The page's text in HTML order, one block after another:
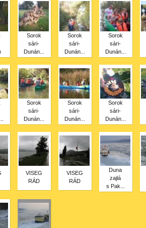
Sorok
sári-
Dunán...
Sorok
sári-
Dunán...
Sorok
sári-
Dunán...
Sorok
sári-
Dunán...
Sorok
sári-
Dunán...
Sorok
sári-
Dunán...
VISEG
RÁD
VISEG
RÁD
Duna
zajlá
s Pak...